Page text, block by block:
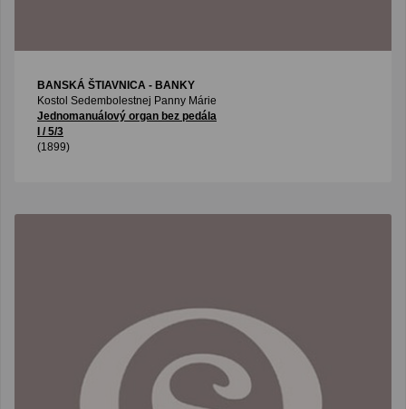
BANSKÁ ŠTIAVNICA - BANKY
Kostol Sedembolestnej Panny Márie
Jednomanuálový organ bez pedála
I / 5/3
(1899)